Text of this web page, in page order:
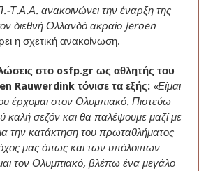
Τ.Α.Α. ανακοινώνει την έναρξη της
διεθνή Ολλανδό ακραίο Jeroen
η σχετική ανακοίνωση.
στο osfp.gr ως αθλητής του
Rauwerdink τόνισε τα εξής: «Είμαι
έρχομαι στον Ολυμπιακό. Πιστεύω
καλή σεζόν και θα παλέψουμε μαζί με
την κατάκτηση του πρωταθλήματος
μας όπως και των υπόλοιπων
τον Ολυμπιακό, βλέπω ένα μεγάλο